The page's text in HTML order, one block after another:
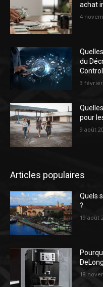
achat
4
du
3 février
pour
9 août
Articles populaires
Quels
?
19 août
18